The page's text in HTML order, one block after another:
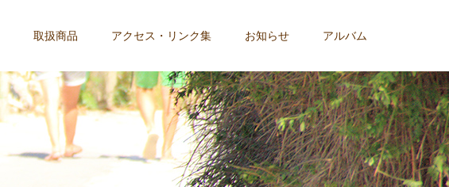
取扱商品 アクセス・リンク集 お知らせ アルバム